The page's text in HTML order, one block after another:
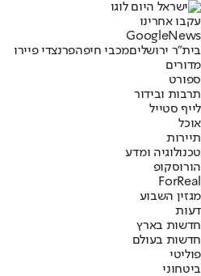
עקבו אחרינו
Googl eNews
בית"ר ירושליםמכבי חיפהפרנצדי פיירו
מדורים
ספורט
תרבות ובידור
לייף סטייל
אוכל
תיירות
טכנולוגיה ומדע
הורוסקופ
ForReal
מגזין השבוע
דעות
חדשות בארץ
חדשות בעולם
פוליטי
ביטחוני